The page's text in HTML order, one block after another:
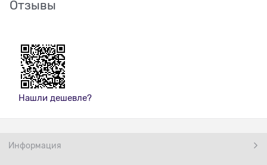
Отзывы
Нашли дешевле?
Информация